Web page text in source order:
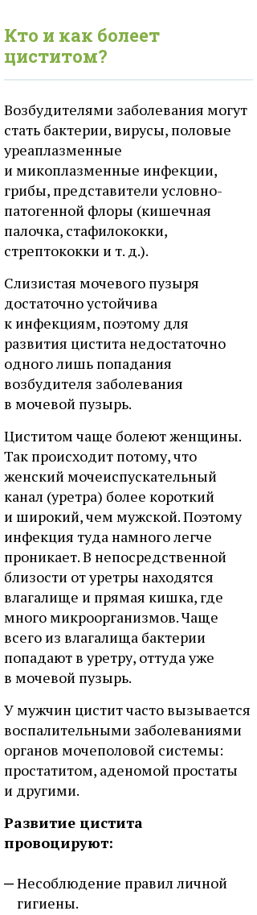
Кто и как болеет
циститом?
Возбудителями заболевания могут
стать бактерии, вирусы, половые
уреаплазменные
и микоплазменные инфекции,
грибы, представители условно-
патогенной флоры (кишечная
палочка, стафилококки,
стрептококки и т. д.).
Слизистая мочевого пузыря
достаточно устойчива
к инфекциям, поэтому для
развития цистита недостаточно
одного лишь попадания
возбудителя заболевания
в мочевой пузырь.
Циститом чаще болеют женщины.
Так происходит потому, что
женский мочеиспускательный
канал (уретра) более короткий
и широкий, чем мужской. Поэтому
инфекция туда намного легче
проникает. В непосредственной
близости от уретры находятся
влагалище и прямая кишка, где
много микроорганизмов. Чаще
всего из влагалища бактерии
попадают в уретру, оттуда уже
в мочевой пузырь.
У мужчин цистит часто вызывается
воспалительными заболеваниями
органов мочеполовой системы:
простатитом, аденомой простаты
и другими.
Развитие цистита
провоцируют:
Несоблюдение правил личной
гигиены.